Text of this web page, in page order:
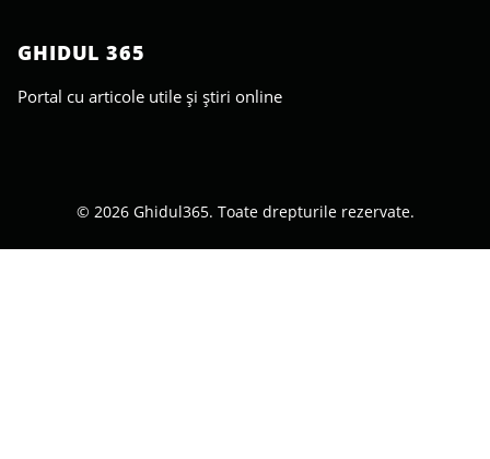
GHIDUL 365
Portal cu articole utile și știri online
© 2026 Ghidul365. Toate drepturile rezervate.